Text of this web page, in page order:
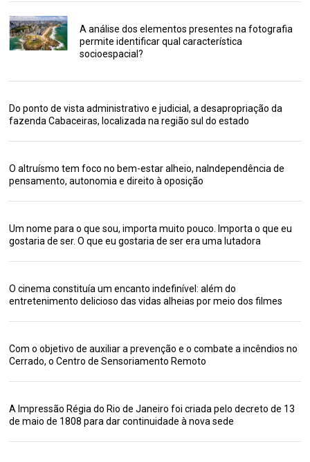
A análise dos elementos presentes na fotografia
permite identificar qual característica
socioespacial?
Do ponto de vista administrativo e judicial, a desapropriação da
fazenda Cabaceiras, localizada na região sul do estado
O altruísmo tem foco no bem-estar alheio, naIndependência de
pensamento, autonomia e direito à oposição
Um nome para o que sou, importa muito pouco. Importa o que eu
gostaria de ser. O que eu gostaria de ser era uma lutadora
O cinema constituía um encanto indefinível: além do
entretenimento delicioso das vidas alheias por meio dos filmes
Com o objetivo de auxiliar a prevenção e o combate a incêndios no
Cerrado, o Centro de Sensoriamento Remoto
A Impressão Régia do Rio de Janeiro foi criada pelo decreto de 13
de maio de 1808 para dar continuidade à nova sede